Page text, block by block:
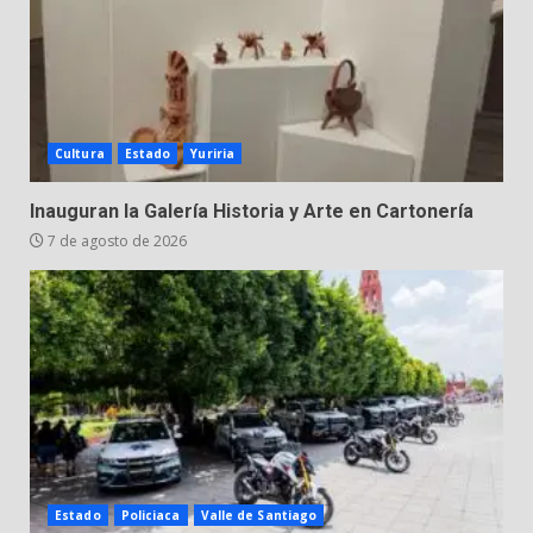
Cultura Estado Yuriria
Inauguran la Galería Historia y Arte en Cartonería
7 de agosto de 2026
Estado Policiaca Valle de Santiago